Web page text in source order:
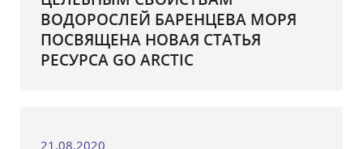
ВОДОРОСЛЕЙ БАРЕНЦЕВА МОРЯ
ПОСВЯЩЕНА НОВАЯ СТАТЬЯ
РЕСУРСА GO ARCTIC
21.08.2020